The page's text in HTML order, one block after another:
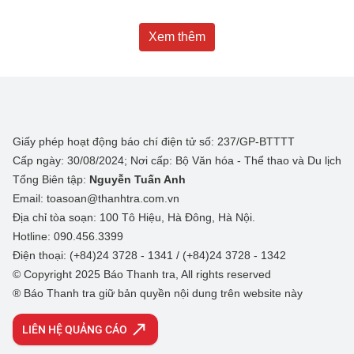
Xem thêm
Giấy phép hoạt động báo chí điện tử số: 237/GP-BTTTT
Cấp ngày: 30/08/2024; Nơi cấp: Bộ Văn hóa - Thể thao và Du lịch
Tổng Biên tập: Nguyễn Tuấn Anh
Email: toasoan@thanhtra.com.vn
Địa chỉ tòa soạn: 100 Tô Hiệu, Hà Đông, Hà Nội.
Hotline: 090.456.3399
Điện thoại: (+84)24 3728 - 1341 / (+84)24 3728 - 1342
© Copyright 2025 Báo Thanh tra, All rights reserved
® Báo Thanh tra giữ bản quyền nội dung trên website này
LIÊN HỆ QUẢNG CÁO